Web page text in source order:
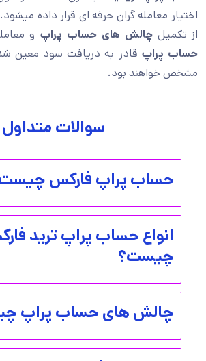
اختیار معامله گران حرفه ای قرار داده
از تکمیلچالش های حساب پراپ و
حساب پراپ قادر به دریافت سود معین
مشخص خواهند بود.
سوالات متداول
حساب پراپ فارکس
انواع حساب پراپ ترید
چیست؟
چالش های حساب پراپ